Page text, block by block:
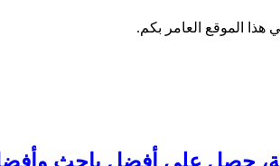
هذا الموقع العامر بكم.